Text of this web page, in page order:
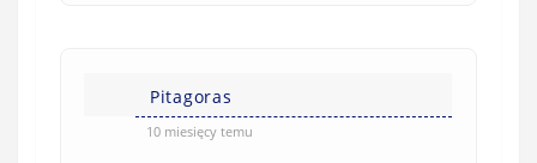
Pitagoras
10 miesięcy temu